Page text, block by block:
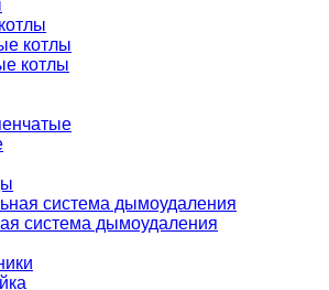
котлы
котлы
система дымоудаления
система дымоудаления